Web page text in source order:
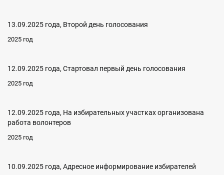
13.09.2025 года, Второй день голосования
2025 год
12.09.2025 года, Стартовал первый день голосования
2025 год
12.09.2025 года, На избирательных участках организована
работа волонтеров
2025 год
10.09.2025 года, Адресное информирование избирателей